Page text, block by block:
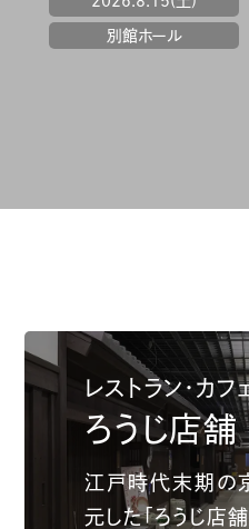
2026.8.19(水) 〜
レストラン・カフ
ろうじ店舗
江戸時代末期の
元した「ろうじ店